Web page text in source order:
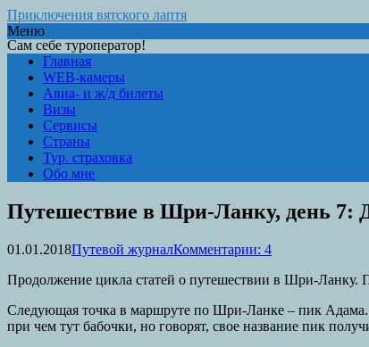
Приключения вятского лаптя
Сам себе туроператор!
Меню
Главная
WEB-камеры
Авиа- и ж/д билеты
Визы
Сервисы
Страны
Тур. страховка
Обо мне
Путешествие в Шри-Ланку, день 7:
01.01.2018Путевой журналКомментарии: 4
Продолжение цикла статей о путешествии в Шри-Ланку.
Следующая точка в маршруте по Шри-Ланке – пик Адама.
при чем тут бабочки, но говорят, свое название пик